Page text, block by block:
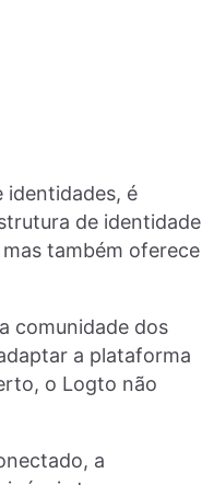
identidades, é
de identidade
também oferece
comunidade dos
a plataforma
o Logto não
a